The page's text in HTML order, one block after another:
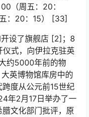
（周五：20：
：20：15）
[33]
设了旗舰店 [2] ；8
仪式，向伊拉克驻英
约5000年前的物
英博物馆库房中的
度从公元前15世纪
年2月17日举办了一
文化部门批评，原